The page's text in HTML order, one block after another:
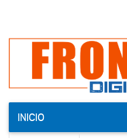
INICIO